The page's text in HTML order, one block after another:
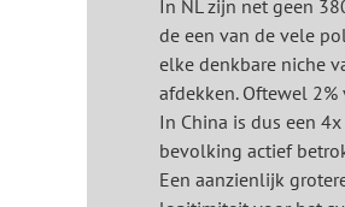
In NL zijn net geen
de een van de vele
elke denkbare niche
afdekken. Oftewel
In China is dus een
bevolking actief
Een aanzienlijk